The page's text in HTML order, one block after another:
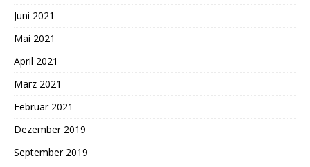
Juni 2021
Mai 2021
April 2021
März 2021
Februar 2021
Dezember 2019
September 2019